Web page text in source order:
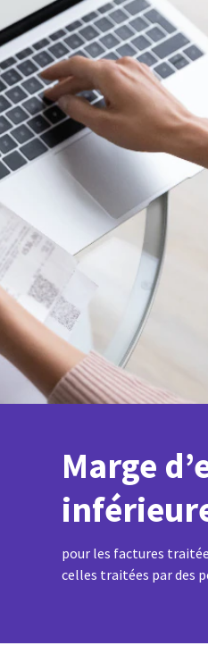
Marge
pour les factures
celles traitées par des